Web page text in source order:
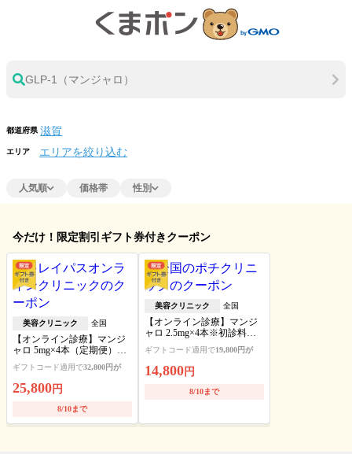
GLP-1（マンジャロ）
都道府県
エリア エリアを絞り込む
人気順 価格帯 性別
今だけ！限定割引ギフト券付きクーポン
美容クリニック 全国
【オンライン診療】マンジ
ャロ 5mg×4本（定期便）※
送料・アルコール綿・診察
料込
ギフトコード適用で32,800円が
25,800 円
8/10まで
美容クリニック 全国
【オンライン診療】マンジ
ャロ 2.5mg×4本※初診料・送
ギフトコード適用で19,800円が
14,800 円
8/10まで